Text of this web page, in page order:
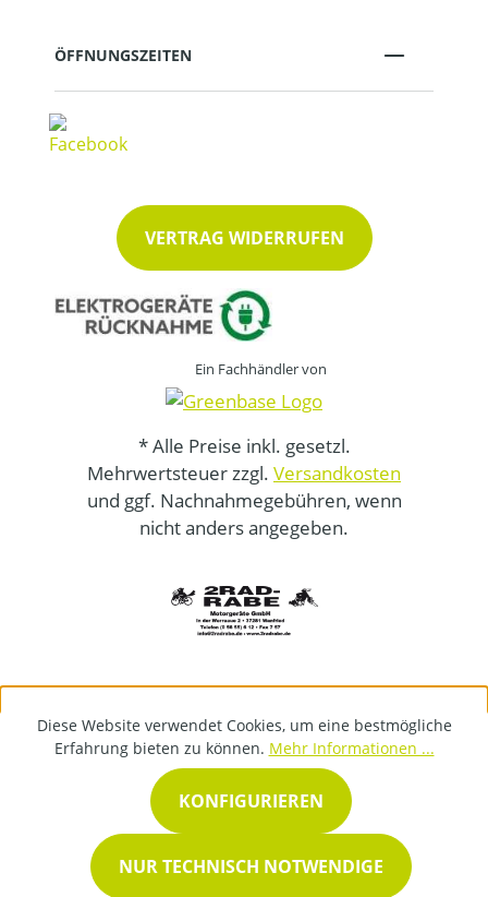
ÖFFNUNGSZEITEN
VERTRAG WIDERRUFEN
Ein Fachhändler von
* Alle Preise inkl. gesetzl.
Mehrwertsteuer zzgl. Versandkosten
und ggf. Nachnahmegebühren, wenn
nicht anders angegeben.
Diese Website verwendet Cookies, um eine bestmögliche
Erfahrung bieten zu können. Mehr Informationen ...
NUR TECHNISCH NOTWENDIGE
KONFIGURIEREN